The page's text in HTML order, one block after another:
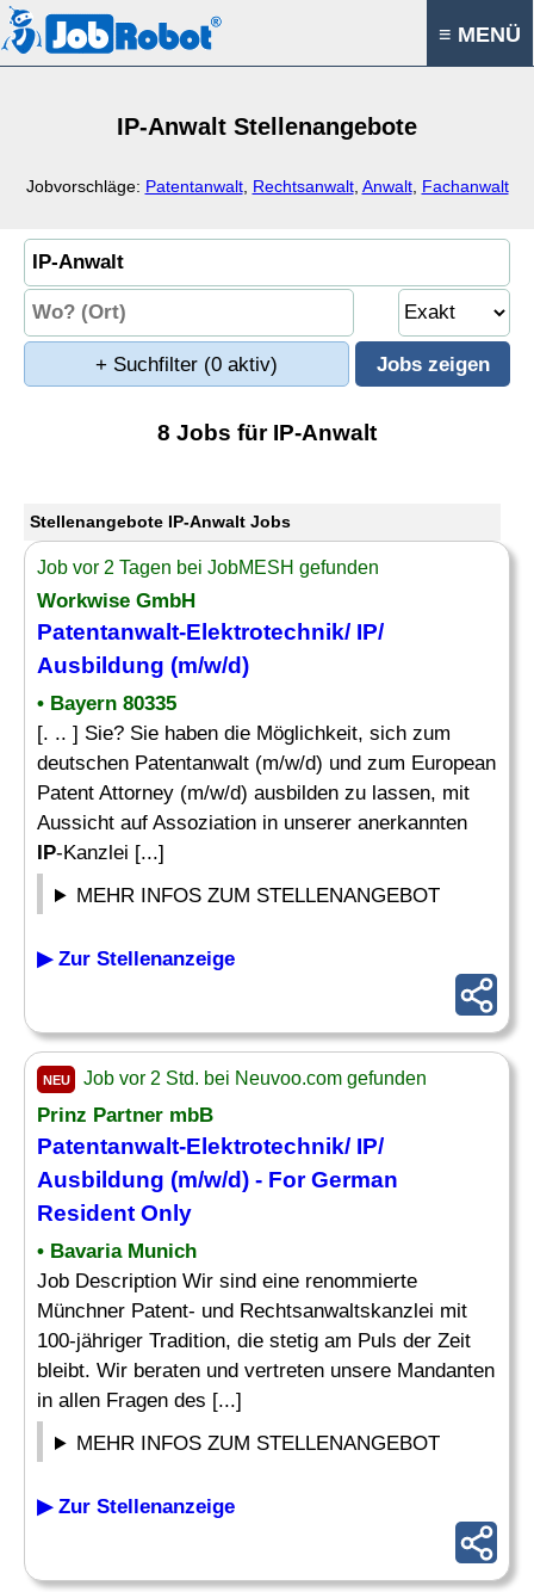
≡ MENÜ
IP-Anwalt Stellenangebote
Jobvorschläge: Patentanwalt, Rechtsanwalt, Anwalt, Fachanwalt
+ Suchfilter (0 aktiv)
8 Jobs für IP-Anwalt
Stellenangebote IP-Anwalt Jobs
Job vor 2 Tagen bei JobMESH gefunden
Workwise GmbH
Patentanwalt-Elektrotechnik/ IP/
Ausbildung (m/w/d)
• Bayern 80335
[. .. ] Sie? Sie haben die Möglichkeit, sich zum
deutschen Patentanwalt (m/w/d) und zum European
Patent Attorney (m/w/d) ausbilden zu lassen, mit
Aussicht auf Assoziation in unserer anerkannten
IP-Kanzlei [...]
MEHR INFOS ZUM STELLENANGEBOT
▶ Zur Stellenanzeige
NEU Job vor 2 Std. bei Neuvoo.com gefunden
Prinz Partner mbB
Patentanwalt-Elektrotechnik/ IP/
Ausbildung (m/w/d) - For German
Resident Only
• Bavaria Munich
Job Description Wir sind eine renommierte
Münchner Patent- und Rechtsanwaltskanzlei mit
100-jähriger Tradition, die stetig am Puls der Zeit
bleibt. Wir beraten und vertreten unsere Mandanten
in allen Fragen des [...]
MEHR INFOS ZUM STELLENANGEBOT
▶ Zur Stellenanzeige